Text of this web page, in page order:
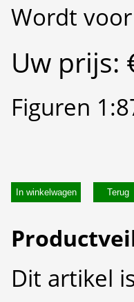
Wordt
Uw prijs:
Figuren
In winkelwagen
Dit artikel